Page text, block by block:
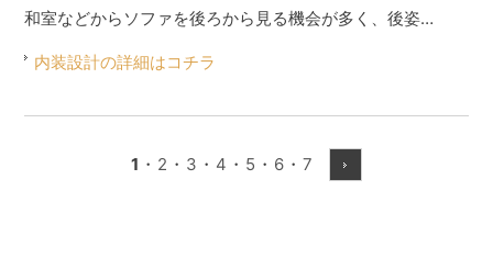
内装設計の詳細はコチラ
和室などからソファを後ろから見る機会が多く、後姿…
1 ・ 2 ・ 3 ・ 4 ・ 5 ・ 6 ・7